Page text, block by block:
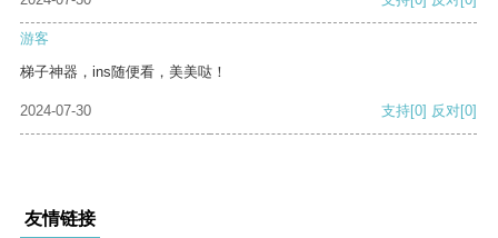
游客
梯子神器，ins随便看，美美哒！
2024-07-30 支持[0] 反对[0]
友情链接